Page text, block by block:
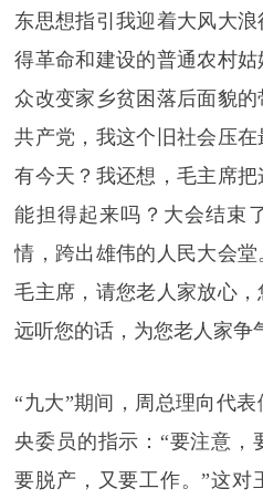
东思想指引我迎着大风大
得革命和建设的普通农村
众改变家乡贫困落后面貌
共产党，我这个旧社会压
有今天？我还想，毛主席
能担得起来吗？大会结束
情，跨出雄伟的人民大会
毛主席，请您老人家放心
远听您的话，为您老人家争
“九大”期间，周总理向代
央委员的指示：“要注意，
要脱产，又要工作。”这对